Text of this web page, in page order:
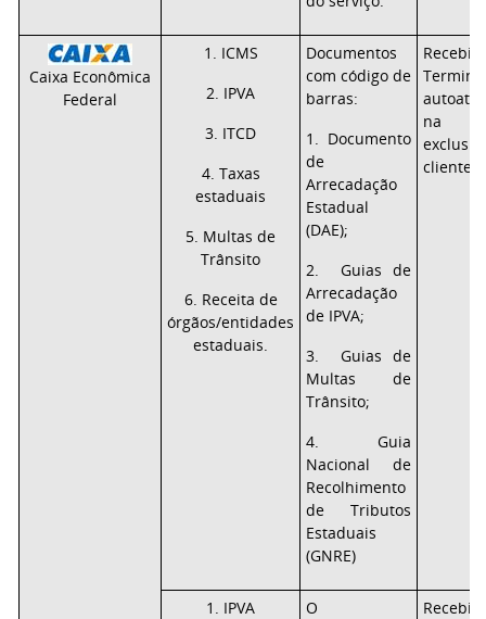
Caixa Econômica
Federal
1. ICMS
2. IPVA
3. ITCD
4. Taxas
estaduais
5. Multas de
Trânsito
6. Receita de
órgãos/entidades
estaduais.
Documentos
com código de
barras:
1. Documento
de
Arrecadação
Estadual
(DAE);
2. Guias de
Arrecadação
de IPVA;
3. Guias de
Multas de
Trânsito;
4. Guia
Nacional de
Recolhimento
de Tributos
Estaduais
(GNRE)
na
1. IPVA
O